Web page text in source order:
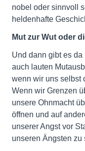
nobel oder sinnvoll
heldenhafte
Mut zur Wut oder
Und dann gibt es da
auch lauten
wenn wir uns selbst
Wenn wir Grenzen
unsere Ohnmacht
öffnen und auf
unserer Angst vor
unseren Ängsten zu